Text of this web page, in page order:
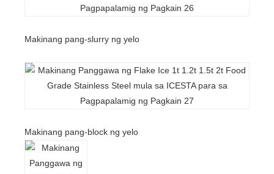
Makinang pang-slurry ng yelo
Makinang pang-block ng yelo